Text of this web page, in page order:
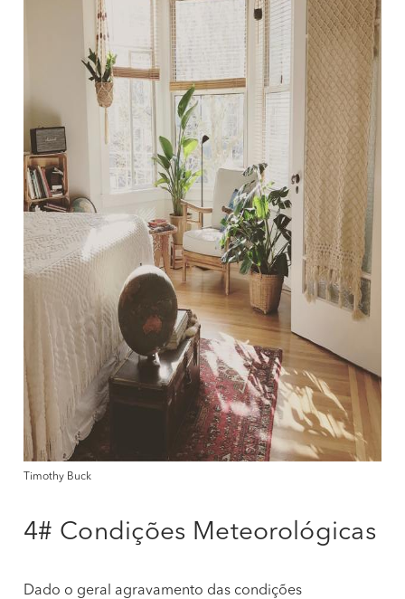
Timothy Buck
4# Condições Meteorológicas
Dado o geral agravamento das condições